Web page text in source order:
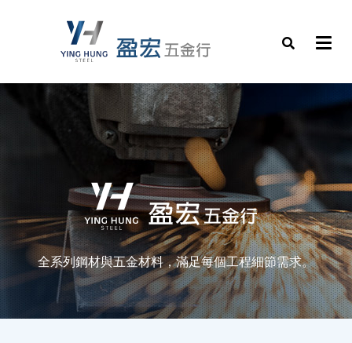
全系列鋼材與五金材料，滿足每個工程細節需求。